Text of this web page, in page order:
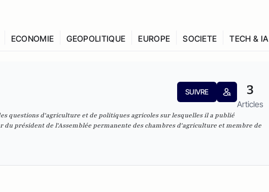
ECONOMIE GEOPOLITIQUE EUROPE SOCIETE TECH & IA
SUIVRE 3
Articles
questions d'agriculture et de politiques agricoles sur lesquelles il a publié
du président de l'Assemblée permanente des chambres d'agriculture et membre de